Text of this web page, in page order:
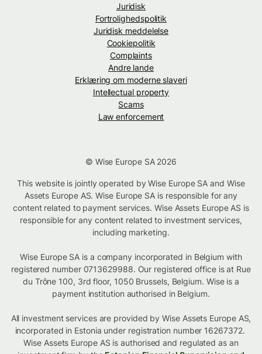
Juridisk
Fortrolighedspolitik
Juridisk meddelelse
Cookiepolitik
Complaints
Andre lande
Erklæring om moderne slaveri
Intellectual property
Scams
Law enforcement
© Wise Europe SA 2026
This website is jointly operated by Wise Europe SA and Wise
Assets Europe AS. Wise Europe SA is responsible for any
content related to payment services. Wise Assets Europe AS is
responsible for any content related to investment services,
including marketing.
Wise Europe SA is a company incorporated in Belgium with
registered number 0713629988. Our registered office is at Rue
du Trône 100, 3rd floor, 1050 Brussels, Belgium. Wise is a
payment institution authorised in Belgium.
All investment services are provided by Wise Assets Europe AS,
incorporated in Estonia under registration number 16267372.
Wise Assets Europe AS is authorised and regulated as an